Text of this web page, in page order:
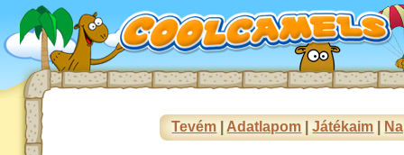
Tevém Adatlapom |Játékaim